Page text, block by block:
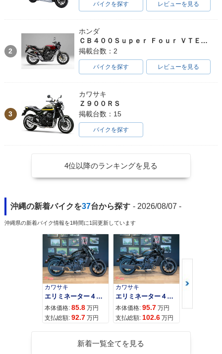
バイクを探す レビューを見る
2
ホンダ
ＣＢ４００Ｓｕｐｅｒ Ｆｏｕｒ ＶＴＥＣ ＳＰＥＣ３
掲載台数：2
バイクを探す レビューを見る
3
カワサキ
Ｚ９００ＲＳ
掲載台数：15
バイクを探す
4位以降のランキングを見る
沖縄の新着バイクを37台から探す - 2026/08/07 -
沖縄県の新着バイク情報を1時間に1回更新しています
カワサキ
エリミネーター４００
本体価格: 85.8 万円
支払総額: 92.7 万円
カワサキ
エリミネーター４００ＳＥ
本体価格: 95.7 万円
支払総額: 102.6 万円
カワサキ
本体価格:
新着一覧全てを見る